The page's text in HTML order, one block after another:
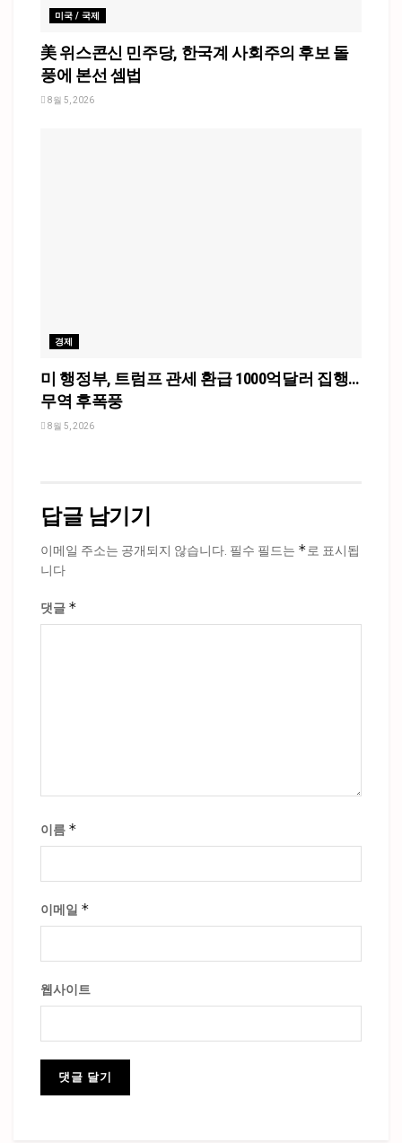
미국 / 국제
美 위스콘신 민주당, 한국계 사회주의 후보 돌
풍에 본선 셈법
8월 5, 2026
경제
미 행정부, 트럼프 관세 환급 1000억달러 집행…
무역 후폭풍
8월 5, 2026
답글 남기기
이메일 주소는 공개되지 않습니다. 필수 필드는 *로 표시됩
니다
댓글 *
이름 *
이메일 *
웹사이트